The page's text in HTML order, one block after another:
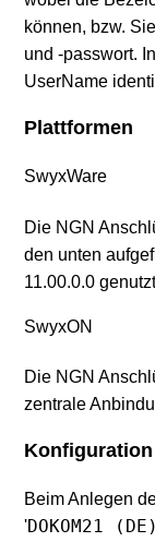
SIP Provider
können, bzw.
und -passwort.
UserName
Plattformen
SwyxWare
Die NGN
den unten
11.00.0.0
SwyxON
Die NGN
zentrale
Konfiguration
Beim Anlegen
'DOKOM21